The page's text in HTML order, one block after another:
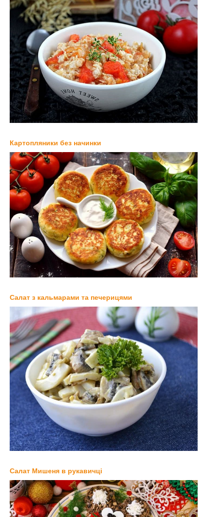
Картопляники без начинки
Салат з кальмарами та печерицями
Салат Мишеня в рукавичці